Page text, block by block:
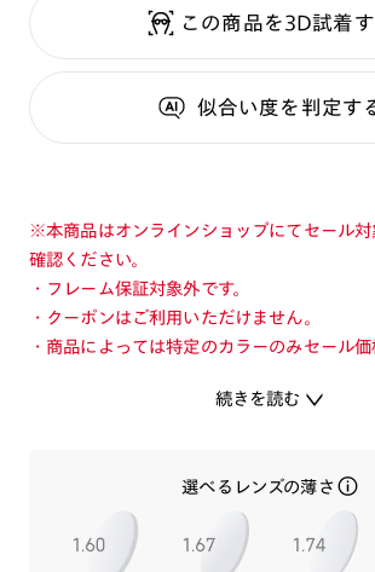
この商品を3D試着す
似合い度を判定す
※本商品はオンラインショップにてセール
確認ください。
・フレーム保証対象外です。
・クーポンはご利用いただけません。
・商品によっては特定のカラーのみセール
・店舗とオンラインショップで価格が異なる
旬を着こなすメガネ「JINS TODAY」
続きを読む
選べるレンズの薄さ